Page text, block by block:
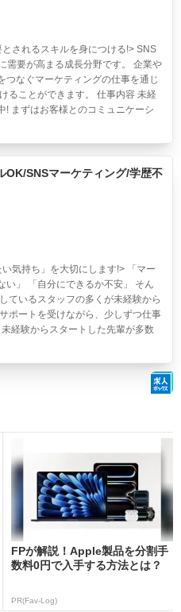
されるスキルを身につける!> SNS
需要が高まる成長分野です。 企業や
つなぐマーケティングの仕事を通じ
ることができます。 仕事内容 未経
! まずはお客様とのコミュニケーシ
OK/SNSマーケティング/学歴不
気持ち」を大切にします!> 「マー
い」 「自分にできるか不安」 そん
ているスタッフの多くが未経験から
ポートを受けながら、少しずつ仕事
経験からスタートした先輩が多数
FPが解説！Apple製品を分割手
数料0円で入手する方法とは？
PR(Fav-Log)